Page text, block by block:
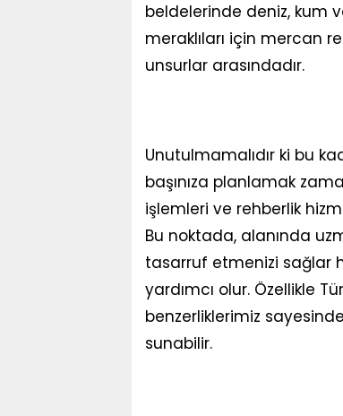
beldelerinde deniz, kum
meraklıları için mercan
unsurlar arasındadır.
Unutulmamalıdır ki bu
başınıza planlamak
işlemleri ve rehberlik
Bu noktada, alanında
tasarruf etmenizi sağlar
yardımcı olur. Özellikle
benzerliklerimiz
sunabilir.